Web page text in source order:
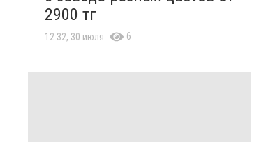
2900 тг
12:32, 30 июля 6